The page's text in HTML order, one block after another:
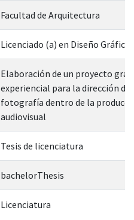
Facultad de Arquitectura
Licenciado (a) en Diseño Gráfico
Elaboración de un proyecto
experiencial para la dirección de
fotografía dentro de la
audiovisual
Tesis de licenciatura
bachelorThesis
Licenciatura